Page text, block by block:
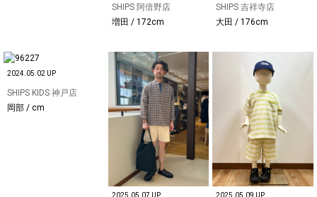
SHIPS 阿倍野店
増田 / 172cm
SHIPS 吉祥寺店
大田 / 176cm
2024.05.02 UP
SHIPS KIDS 神戸店
岡部 / cm
2025.05.07 UP 2025.05.09 UP